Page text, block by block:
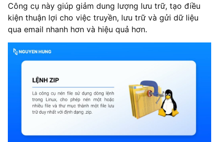
Công cụ này giúp giảm dung lượng lưu trữ, tạo điều
kiện thuận lợi cho việc truyền, lưu trữ và gửi dữ liệu
qua email nhanh hơn và hiệu quả hơn.